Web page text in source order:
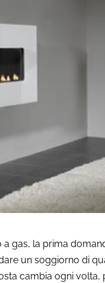
gas, la prima
un soggiorno di
cambia ogni volta,